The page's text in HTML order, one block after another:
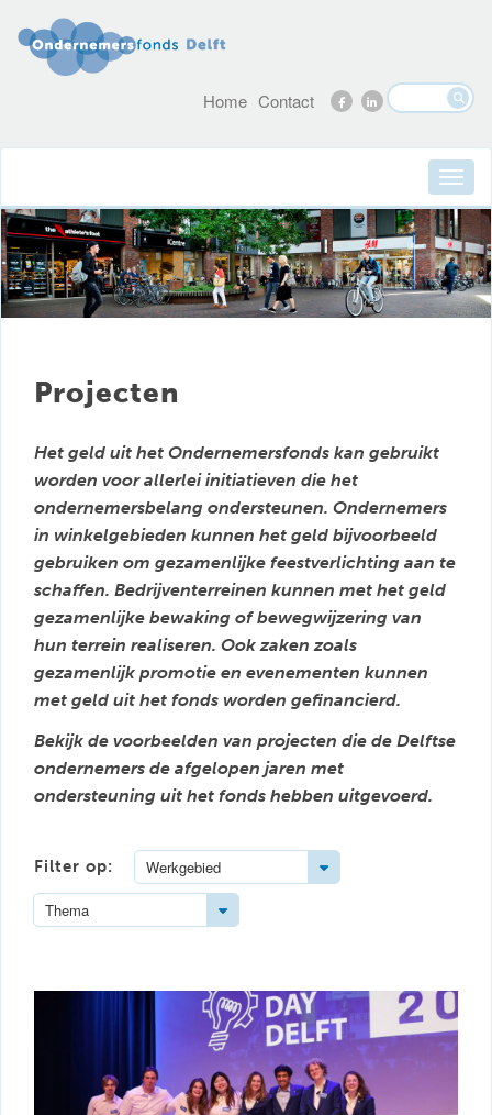
Home Contact
Projecten
Het geld uit het Ondernemersfonds kan gebruikt
worden voor allerlei initiatieven die het
ondernemersbelang ondersteunen. Ondernemers
in winkelgebieden kunnen het geld bijvoorbeeld
gebruiken om gezamenlijke feestverlichting aan te
schaffen. Bedrijventerreinen kunnen met het geld
gezamenlijke bewaking of bewegwijzering van
hun terrein realiseren. Ook zaken zoals
gezamenlijk promotie en evenementen kunnen
met geld uit het fonds worden gefinancierd.
Bekijk de voorbeelden van projecten die de Delftse
ondernemers de afgelopen jaren met
ondersteuning uit het fonds hebben uitgevoerd.
Filter op: Werkgebied Toggle Dropdown
Thema Toggle Dropdown